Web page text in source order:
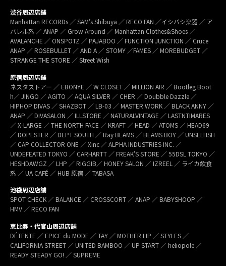
渋谷周辺店舗
Manhattan RECORDs ／ SAM’s Shibuya ／ RECO FAN ／イシバシ楽器 ／ ア
パレル系 ／ ANAP ／ Grow Around ／ Manhattan Clothes&Shoes ／
AVALANCHE ／ ONSPOTZ ／ PAJABOO ／ FUNCTION JUNCTION ／ Cruce
ANAP ／ ROSEBULLET ／ AND A ／ STOMY ／FAMES ／ MOREBUDGET ／
STRANGE THE STORE ／ Street Wish
原宿周辺店舗
ネスタストアー ／ EBONYE ／ W CLOSET ／ MILLION AIR ／ Bootleg Boot
h／ JINGO ／ AGITO ／ AQUA SILVER ／ CHER ／ Doubble Dazzle ／
HIPHOP DIVAS ／ SHAZBOT ／ LB-03 ／ MASTER WORK ／ BLACK ANNY ／
ANAP ／ DIVASALON ／ ILLSTORE ／ NATURALVINTAGE ／ LASTNTIMARES
／ X-LARGE ／ THE NORTH FACE ／ KRAFT ／ HEAD ／ ATOMS ／ HEAD69
／ DOPESTER ／ DEPT SOUTH ／ Ray BEAMS ／ BEAMS BOY ／ UNSELTISH
／ CAP COLLECTOR ONE ／ Xinc ／ ALPHA INDUSTRIES INC. ／
UNDEFEATED TOKYO ／ CARHARTT ／ FREAK’S STORE ／ 55DSL TOKYO ／
HESHDAWGZ ／ LHP ／ RIGGIB／ HONEY SALON ／ IZREEL ／ ライカ飲食
系 ／ UA CAFÉ ／ HUB 原宿 ／ TABASA
池袋周辺店舗
SPOT CHECK ／ BALANCE ／ CROSSCORT ／ ANAP ／ BABYSHOOP ／
HMV ／ RECO FAN
恵比寿・代官山周辺店舗
DÉTENTE ／ EPICE du MODE ／ TAY ／ MOTHER LIP ／ STYLES ／
CALIFORNIA STREET ／ UNITED BAMBOO ／ UP START ／ heliopole ／
READY STEADY GO! ／ SUPREME